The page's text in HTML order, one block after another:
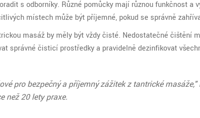
s odborníky. Různé pomůcky mají různou funkčnost a
místech může být příjemné, pokud se správně
masáž by měly být vždy čisté. Nedostatečné čištění
správné čisticí prostředky a pravidelně dezinfikovat
pro bezpečný a příjemný zážitek z tantrické
než 20 lety praxe.